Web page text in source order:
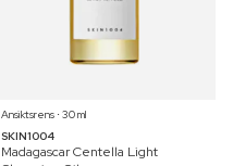
Ansiktsrens ⋅ 30 ml
SKIN1004
Madagascar Centella Light